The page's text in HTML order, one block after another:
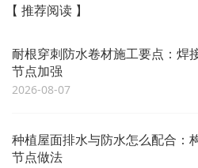
【 推荐阅读 】
耐根穿刺防水卷材施工要点：焊
节点加强
2026-08-07
种植屋面排水与防水怎么配合：
节点做法